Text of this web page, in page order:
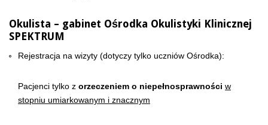
Okulista – gabinet Ośrodka Okulistyki Klinicznej
SPEKTRUM
Rejestracja na wizyty (dotyczy tylko uczniów Ośrodka):
Pacjenci tylko z orzeczeniem o niepełnosprawności w
stopniu umiarkowanym i znacznym